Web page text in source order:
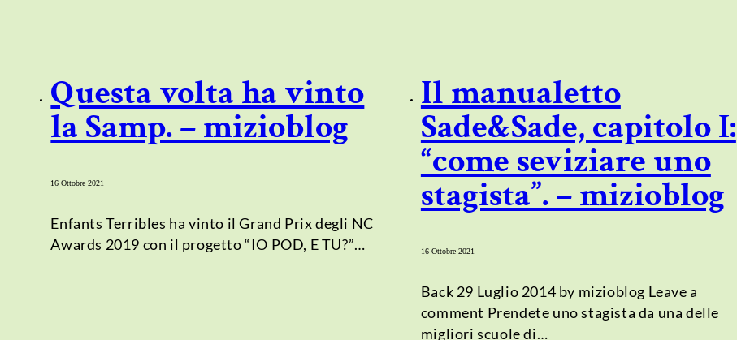
Questa volta ha vinto
la Samp. – mizioblog
16 Ottobre 2021
Enfants Terribles ha vinto il Grand Prix degli NC
Awards 2019 con il progetto “IO POD, E TU?”…
Il manualetto
Sade&Sade, capitolo I:
“come seviziare uno
stagista”. – mizioblog
16 Ottobre 2021
Back 29 Luglio 2014 by mizioblog Leave a
comment Prendete uno stagista da una delle
migliori scuole di…